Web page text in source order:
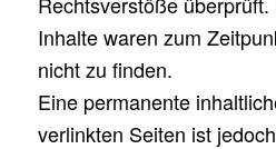
Inhalte waren zum
nicht zu finden.
Eine permanente
verlinkten Seiten ist